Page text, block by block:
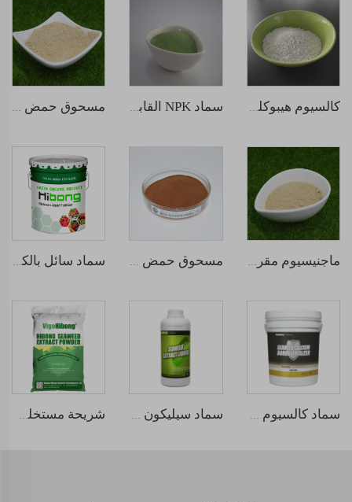
كالسيوم هيبوكلورايت سماد NPK القابل للذوبان في الماء 30-10-10 مسحوق حمض أميني
سماد سائل بالكيتوزان
سماد كالسيوم بورون عضوي سائل من الأعشاب البحرية سماد سيليكون سائل من الأعشاب البحرية شريحة مستخلص الأعشاب البحرية